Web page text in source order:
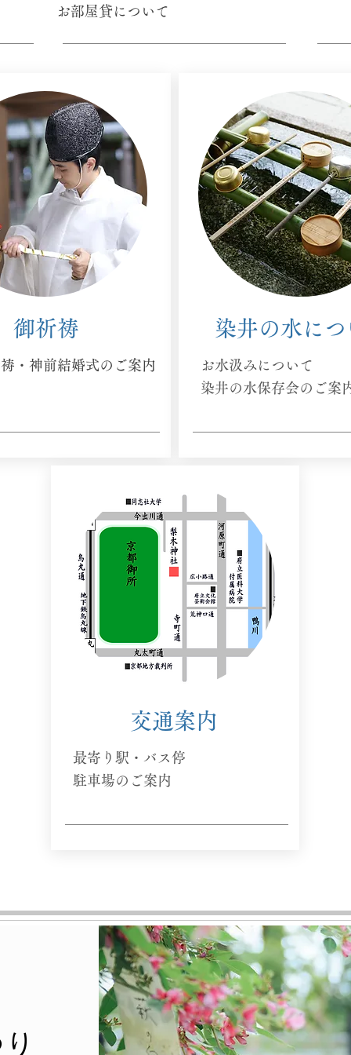
​お部屋貸について
​御祈祷
・神前結婚式のご案内
染井の水に
​​お水汲みについて
染井の水保存会のご案
​交通案内
​最寄り駅・バス停
駐車場のご案内